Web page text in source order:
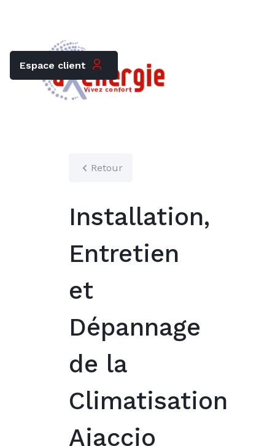
Espace client
Retour
Installation,
Entretien
et
Dépannage
de la
Climatisation
Ajaccio